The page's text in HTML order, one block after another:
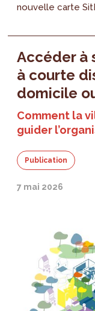
nouvelle carte
Accéder à
à courte
domicile
Comment la
guider
Publication
7 mai 2026